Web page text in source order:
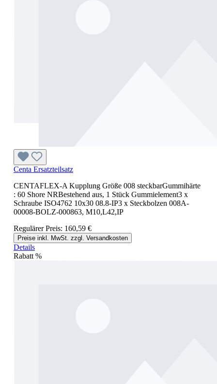
Centa Ersatzteilsatz
CENTAFLEX-A Kupplung Größe 008 steckbarGummihärte
: 60 Shore NRBestehend aus, 1 Stück Gummielement3 x
Schraube ISO4762 10x30 08.8-IP3 x Steckbolzen 008A-
00008-BOLZ-000863, M10,L42,IP
Regulärer Preis: 160,59 €
Preise inkl. MwSt. zzgl. Versandkosten
Details
Rabatt %